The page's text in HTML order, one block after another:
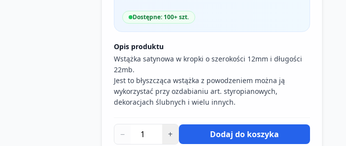
Dostępne: 100+ szt.
Opis produktu
Wstążka satynowa w kropki o szerokości 12mm i długości
22mb.
Jest to błyszcząca wstążka z powodzeniem można ją
wykorzystać przy ozdabianiu art. styropianowych,
dekoracjach ślubnych i wielu innych.
− + Dodaj do koszyka